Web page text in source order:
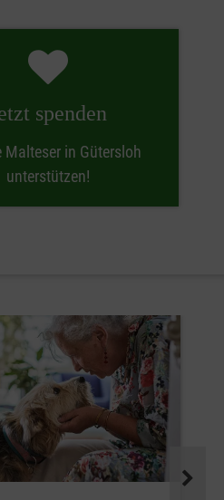
spenden
Malteser in Gütersloh
unterstützen!